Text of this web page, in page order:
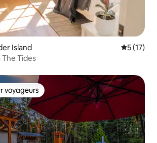
Island Note
5 (17)
Tides
parmi les plus aimés
voyageurs